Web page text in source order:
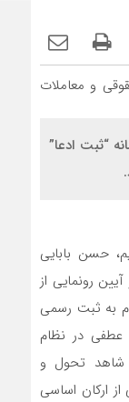
“ثبت ادعا”
حسن بابایی
رونمایی از
ماده 10 قانون الزام به ثبت رسمی
عطفی در نظام
شاهد تحول و
ارکان اساسی